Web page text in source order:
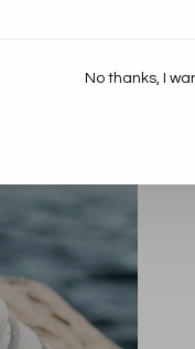
No thanks, I